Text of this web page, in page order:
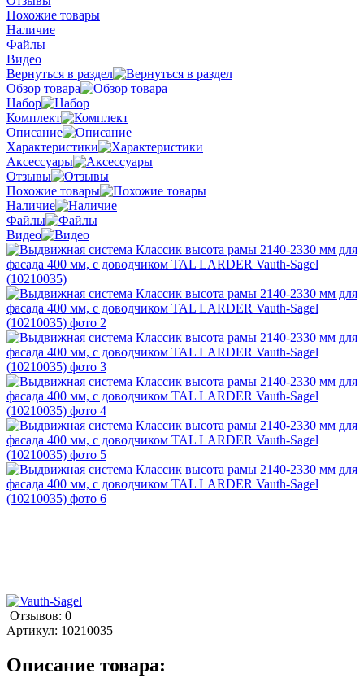
Похожие товары
Наличие
Файлы
Видео
Вернуться в раздел
Обзор товара
Набор
Комплект
Описание
Характеристики
Аксессуары
Отзывы
Похожие товары
Наличие
Файлы
Видео
Отзывов: 0
Артикул: 10210035
Описание товара: